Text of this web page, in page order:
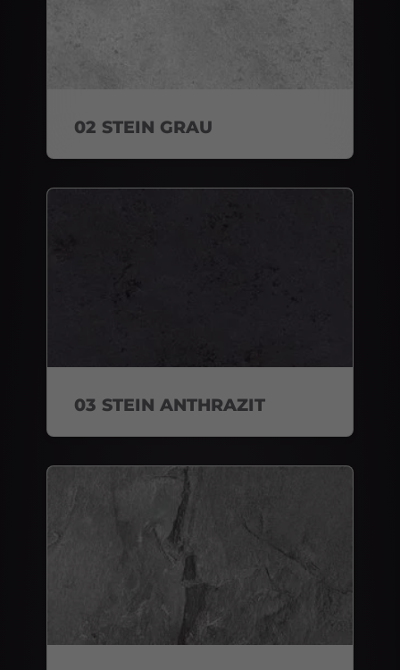
02 STEIN GRAU
03 STEIN ANTHRAZIT